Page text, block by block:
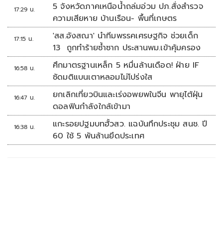
17:29 น.
5 จังหวัดภาคเหนือน้ำถล่มอ่วม ปภ.สั่งสำรวจ
ความเสียหาย บ้านเรือน- พื้นที่เกษตร
17:15 น.
'สส.อังสณา' นำทีมพรรคเศรษฐกิจ ช่วยเด็ก
13 ถูกทำร้ายซ้ำซาก ประสานพม.เข้าคุ้มครอง
16:58 น.
ศึกมาตรฐานเหล็ก 5 หมื่นล้านเดือด! ฝ่าย IF
ซัดมติแบนเตาหลอมไม่โปร่งใส
16:47 น.
ยกเลิกเที่ยวบินและเร่งอพยพในจีน พายุไต้ฝุ่น
ดอลฟินกำลังใกล้เข้ามา
16:38 น.
แกะรอยปฐมบทฮั้วสว. แฉบันทึกประชุม สนช. ปี
60 ใช้ 5 พันล้านยึดประเทศ